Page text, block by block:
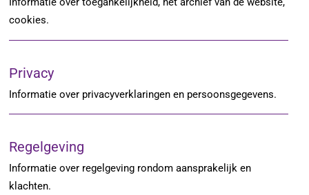
cookies.
Privacy
Informatie over privacyverklaringen en persoonsgegevens.
Regelgeving
Informatie over regelgeving rondom aansprakelijk en
klachten.